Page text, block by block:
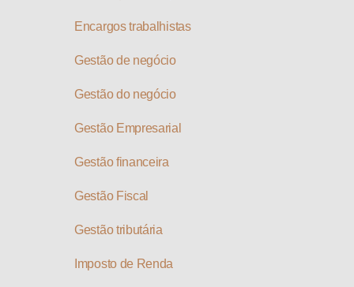
Encargos trabalhistas
Gestão de negócio
Gestão do negócio
Gestão Empresarial
Gestão financeira
Gestão Fiscal
Gestão tributária
Imposto de Renda